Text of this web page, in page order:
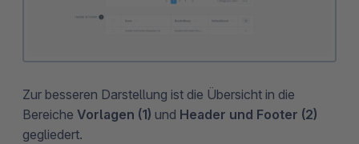
Zur besseren Darstellung ist die Übersicht in die
Bereiche Vorlagen (1) und Header und Footer (2)
gegliedert.